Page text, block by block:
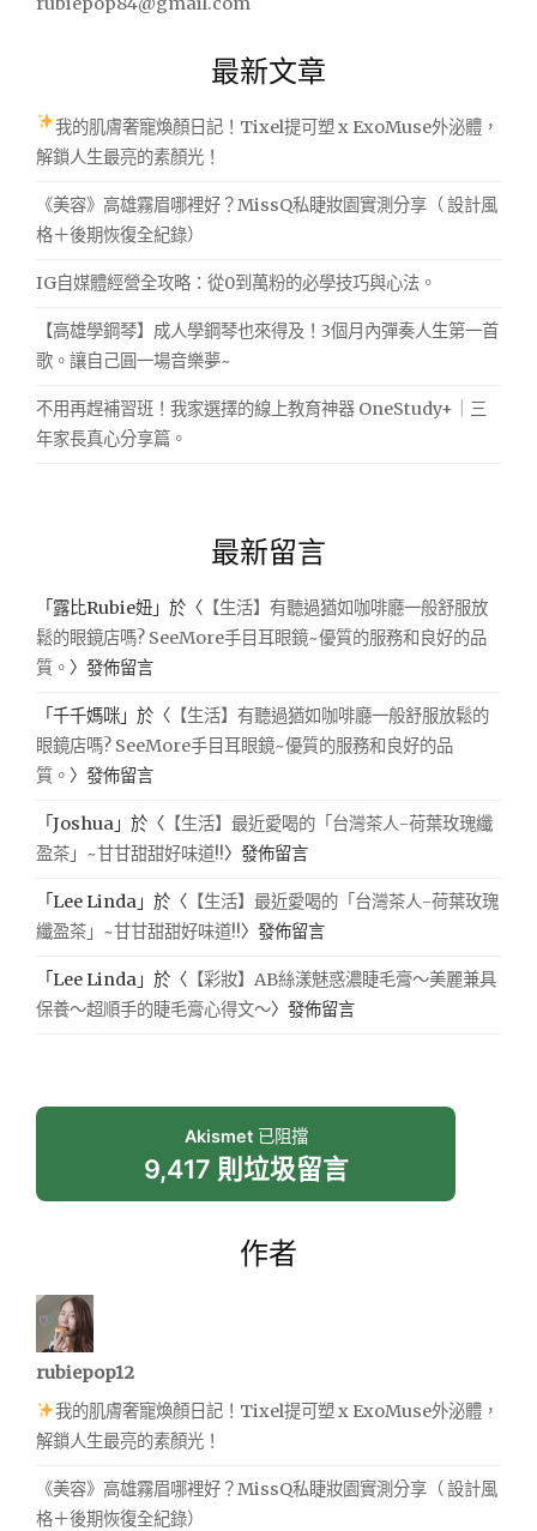
最新文章
我的肌膚奢寵煥顏日記！Tixel提可塑 x ExoMuse外泌體，
解鎖人生最亮的素顏光！
《美容》高雄霧眉哪裡好？MissQ私睫妝園實測分享（ 設計風
格＋後期恢復全紀錄）
IG自媒體經營全攻略：從0到萬粉的必學技巧與心法。
【高雄學鋼琴】成人學鋼琴也來得及！3個月內彈奏人生第一首
歌。讓自己圓一場音樂夢~
不用再趕補習班！我家選擇的線上教育神器 OneStudy+｜三
年家長真心分享篇。
最新留言
「 露比Rubie妞 」於〈 【生活】有聽過猶如咖啡廳一般舒服放
鬆的眼鏡店嗎? SeeMore手目耳眼鏡~優質的服務和良好的品
質。 〉發佈留言
「千千媽咪 」於〈 【生活】有聽過猶如咖啡廳一般舒服放鬆的
眼鏡店嗎? SeeMore手目耳眼鏡~優質的服務和良好的品
質。 〉發佈留言
「Joshua 」於〈 【生活】最近愛喝的「台灣茶人-荷葉玫瑰纖
盈茶」~甘甘甜甜好味道!!〉發佈留言
「Lee Linda 」於〈 【生活】最近愛喝的「台灣茶人-荷葉玫瑰
纖盈茶」~甘甘甜甜好味道!!〉發佈留言
「Lee Linda 」於〈 【彩妝】AB絲漾魅惑濃睫毛膏～美麗兼具
保養～超順手的睫毛膏心得文～〉發佈留言
Akismet已阻擋
9,417 則垃圾留言
作者
rubiepop12
我的肌膚奢寵煥顏日記！Tixel提可塑 x ExoMuse外泌體，
解鎖人生最亮的素顏光！
《美容》高雄霧眉哪裡好？MissQ私睫妝園實測分享（ 設計風
格＋後期恢復全紀錄）